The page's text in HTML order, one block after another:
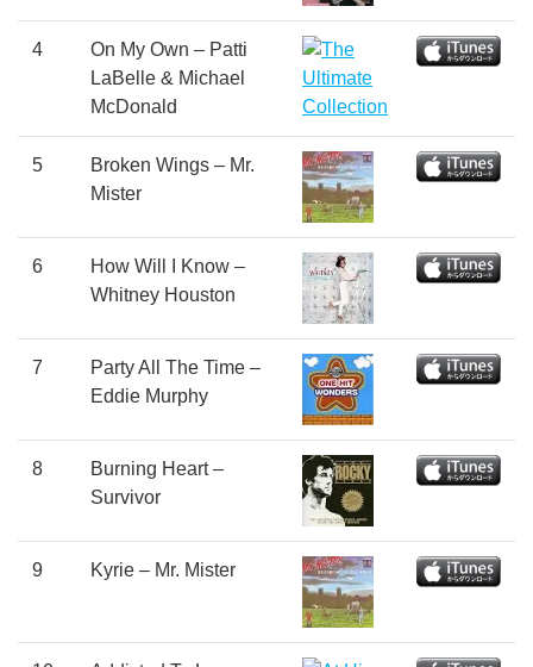
4
On My Own – Patti
LaBelle & Michael
McDonald
5
Broken Wings – Mr.
Mister
6
How Will I Know –
Whitney Houston
7
Party All The Time –
Eddie Murphy
8
Burning Heart –
Survivor
9 Kyrie – Mr. Mister